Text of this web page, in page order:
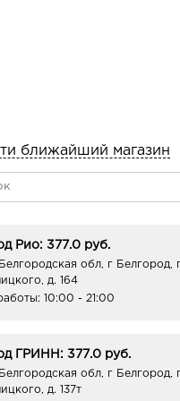
ближайший магазин
Рио: 377.0 руб.
обл, г Белгород,
д. 164
10:00 - 21:00
ГРИНН: 377.0 руб.
обл, г Белгород,
д. 137т